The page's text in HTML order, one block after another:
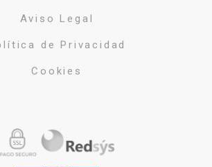
Aviso Legal
de Privacidad
Cookies